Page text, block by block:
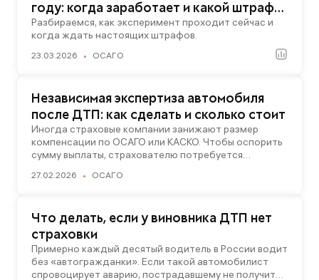
году: когда заработает и какой штраф
грозит за отсутствие страховки
Разбираемся, как эксперимент проходит сейчас и
когда ждать настоящих штрафов.
23.03.2026 ОСАГО
Независимая экспертиза автомобиля
после ДТП: как сделать и сколько стоит
Иногда страховые компании занижают размер
компенсации по ОСАГО или КАСКО. Чтобы оспорить
сумму выплаты, страхователю потребуется
кто ее проводит, сколько это стоит и кто
27.02.2026 ОСАГО
Что делать, если у виновника ДТП нет
страховки
Примерно каждый десятый водитель в России водит
без «автогражданки». Если такой автомобилист
спровоцирует аварию, пострадавшему не получить